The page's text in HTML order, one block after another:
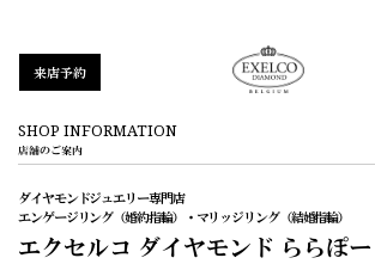
SHOP INFORMATION
店舗のご案内
ダイヤモンドジュエリー専門店
エンゲージリング（婚約指輪）・マリッジリング（結婚指輪）
エクセルコ ダイヤモンド ららぽ
来店予約